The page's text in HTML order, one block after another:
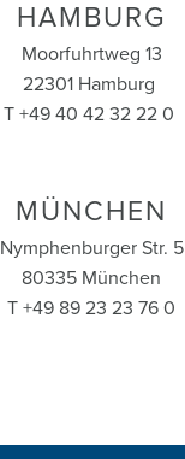
HAMBURG
Moorfuhrtweg 13
22301 Hamburg
T +49 40 42 32 22 0
MÜNCHEN
Nymphenburger Str. 5
80335 München
T +49 89 23 23 76 0